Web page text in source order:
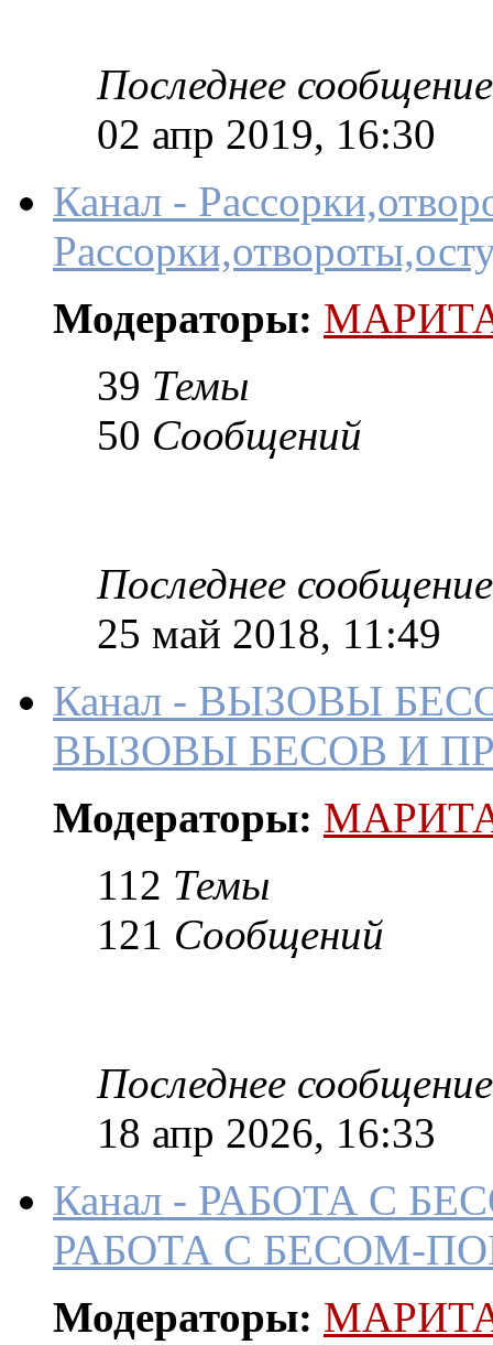
Последнее сообщение
02 апр 2019, 16:30
Канал -
Модераторы:
39 Темы
50 Сообщений
Последнее сообщение
25 май 2018, 11:49
Канал - ВЫЗОВЫ
ВЫЗОВЫ БЕСОВ И
Модераторы:
112 Темы
121 Сообщений
Последнее сообщение
18 апр 2026, 16:33
Канал - РАБОТА С
РАБОТА С БЕСОМ-
Модераторы: